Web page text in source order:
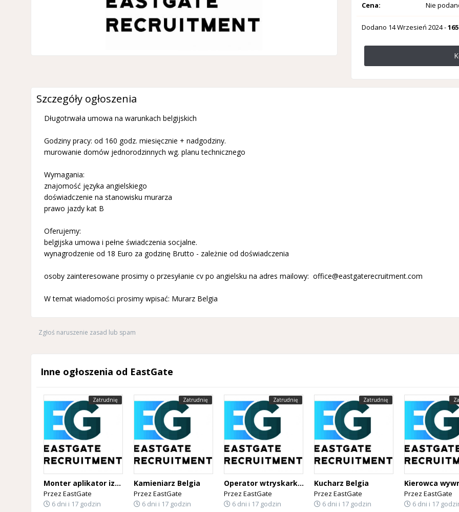
Cena: Nie
Dodano 14 Wrzesień 2024-
Szczegóły ogłoszenia
Długotrwała umowa na warunkach belgijskich
Godziny pracy: od 160 godz. miesięcznie + nadgodziny.
murowanie domów jednorodzinnych wg. planu technicznego
Wymagania:
znajomość języka angielskiego
doświadczenie na stanowisku murarza
prawo jazdy kat B
Oferujemy:
belgijska umowa i pełne świadczenia socjalne.
wynagrodzenie od 18 Euro za godzinę Brutto - zależnie od doświadczenia
osoby zainteresowane prosimy o przesyłanie cv po angielsku na adres mailowy: office@eastgaterecruitment.com
W temat wiadomości prosimy wpisać: Murarz Belgia
Zgłoś naruszenie zasad lub spam
Inne ogłoszenia od EastGate
Zatrudnię
Monter aplikator izolacji PUR Belgia
Przez EastGate
6 dni i 17 godzin
Zatrudnię
Kamieniarz Belgia
Przez EastGate
6 dni i 17 godzin
Zatrudnię
Operator wtryskarki Belgia
Przez EastGate
6 dni i 17 godzin
Zatrudnię
Kucharz Belgia
Przez EastGate
6 dni i 17 godzin
Przez EastGate
6 dni i 17